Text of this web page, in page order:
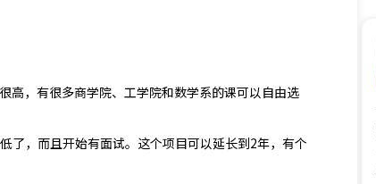
高，有很多商学院、工学院和数学系的课可以自由选
了，而且开始有面试。这个项目可以延长到2年，有个